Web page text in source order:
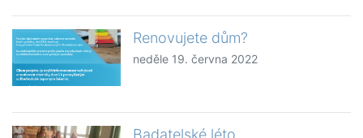
Renovujete dům?
neděle 19. června 2022
Badatelské léto